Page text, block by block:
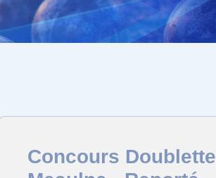
Concours Doublette